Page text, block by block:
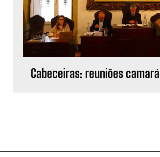
Cabeceiras: reuniões